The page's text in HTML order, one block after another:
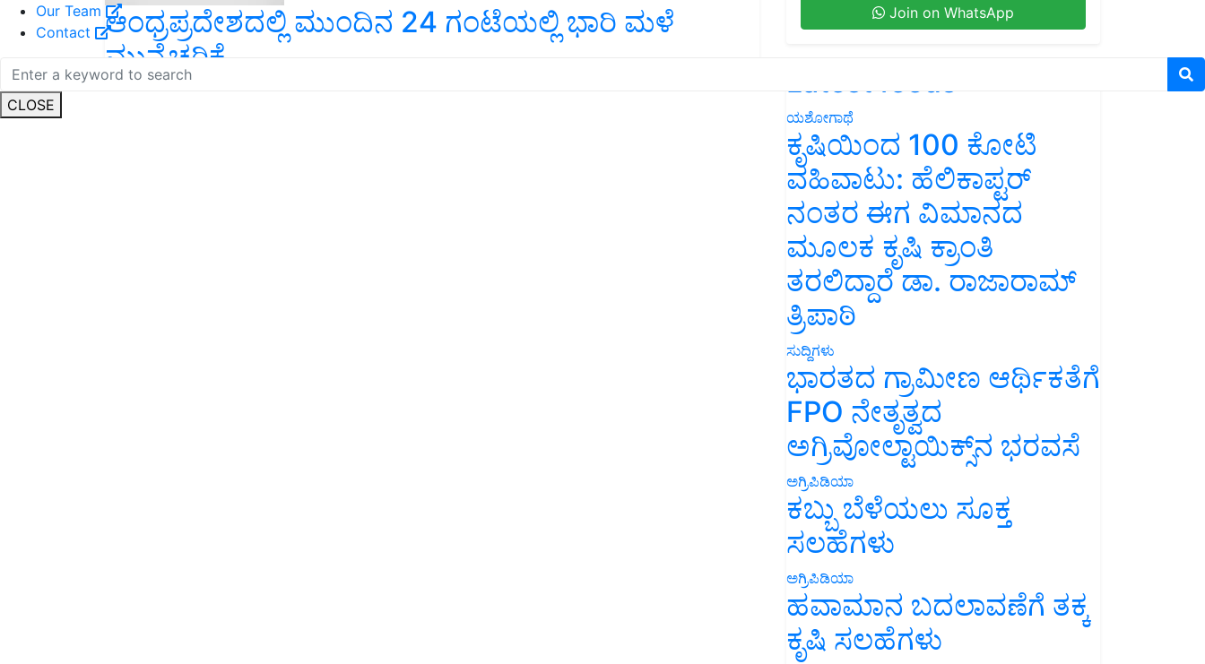
Our Team
Contact
CLOSE
ಆಂಧ್ರಪ್ರದೇಶದಲ್ಲಿ ಮುಂದಿನ 24 ಗಂಟೆಯಲ್ಲಿ ಭಾರಿ ಮಳೆ
ಮುನ್ನೆಚ್ಚರಿಕೆ
Join on WhatsApp
Latest feeds
ಯಶೋಗಾಥೆ
ಕೃಷಿಯಿಂದ 100 ಕೋಟಿ
ವಹಿವಾಟು: ಹೆಲಿಕಾಪ್ಟರ್
ನಂತರ ಈಗ ವಿಮಾನದ
ಮೂಲಕ ಕೃಷಿ ಕ್ರಾಂತಿ
ತರಲಿದ್ದಾರೆ ಡಾ. ರಾಜಾರಾಮ್
ತ್ರಿಪಾಠಿ
ಸುದ್ದಿಗಳು
ಭಾರತದ ಗ್ರಾಮೀಣ ಆರ್ಥಿಕತೆಗೆ
FPO ನೇತೃತ್ವದ
ಅಗ್ರಿವೋಲ್ಟಾಯಿಕ್ಸ್‌ನ ಭರವಸೆ
ಅಗ್ರಿಪಿಡಿಯಾ
ಕಬ್ಬು ಬೆಳೆಯಲು ಸೂಕ್ತ
ಸಲಹೆಗಳು
ಅಗ್ರಿಪಿಡಿಯಾ
ಹವಾಮಾನ ಬದಲಾವಣೆಗೆ ತಕ್ಕ
ಕೃಷಿ ಸಲಹೆಗಳು